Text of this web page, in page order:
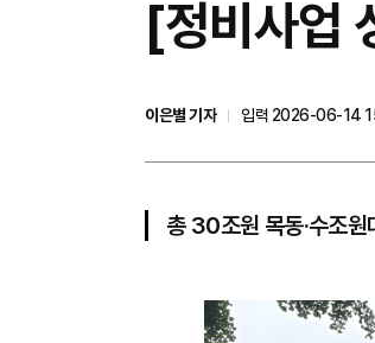
[정비사업
이은별 기자
입력 2026-06-14
총 30조원 목동·수조